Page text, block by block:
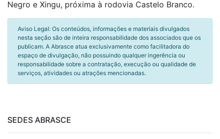
Negro e Xingu, próxima à rodovia Castelo Branco.
Aviso Legal: Os conteúdos, informações e materiais divulgados
nesta seção são de inteira responsabilidade dos associados que os
publicam. A Abrasce atua exclusivamente como facilitadora do
espaço de divulgação, não possuindo qualquer ingerência ou
responsabilidade sobre a contratação, execução ou qualidade de
serviços, atividades ou atrações mencionadas.
SEDES ABRASCE